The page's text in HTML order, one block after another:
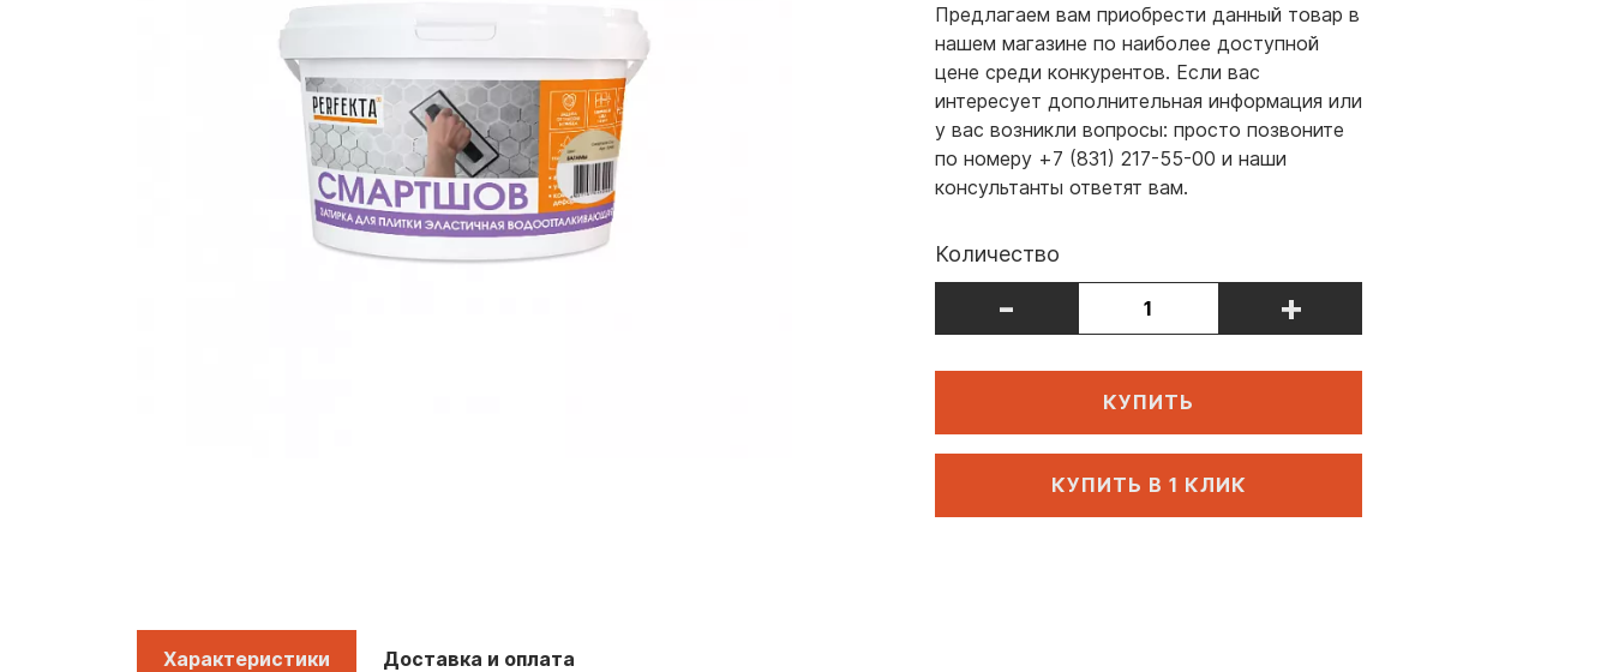
Предлагаем вам приобрести данный товар в
нашем магазине по наиболее доступной
цене среди конкурентов. Если вас
интересует дополнительная информация или
у вас возникли вопросы: просто позвоните
по номеру +7 (831) 217-55-00 и наши
консультанты ответят вам.
Количество
- +
КУПИТЬ
КУПИТЬ В 1 КЛИК
Характеристики Доставка и оплата